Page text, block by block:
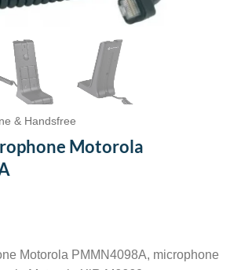
& Handsfree
Motorola
Motorola PMMN4098A, microphone